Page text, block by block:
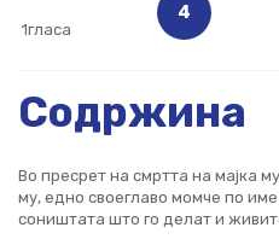
1гласа
4
Содржина
Во пресрет на смртта на мајка
му, едно своеглаво момче по
соништата што го делат и